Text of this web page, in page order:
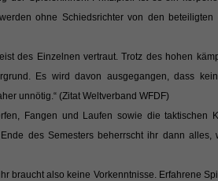
ohne Schiedsrichter von den beteiligten
des Einzelnen vertraut. Trotz des hohen
Es wird davon ausgegangen, dass
unnötig.“ (Zitat Weltverband WFDF)
Fangen und Laufen sowie die taktischen
des Semesters beherrscht ihr dann alles,
braucht also keine Vorkenntnisse. Erfahrene